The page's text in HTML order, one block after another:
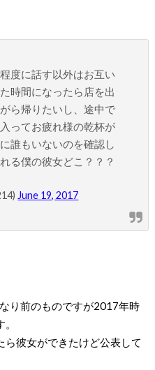
度に話す以外はお互い
時間になったら店を出
ら帰りたいし、途中で
ってお疲れ様の乾杯が
誰もいないのを確認し
る僕の彼女どこ？？？
June 19, 2017
り前のものですが2017年時
彼女ができたけど公表して